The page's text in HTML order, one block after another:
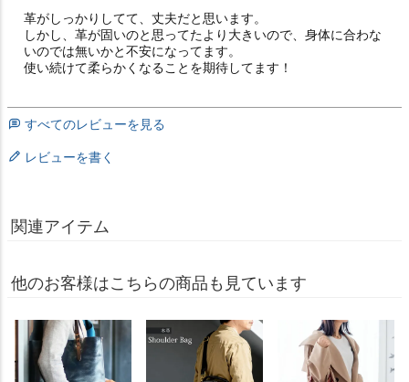
革がしっかりしてて、丈夫だと思います。
しかし、革が固いのと思ってたより大きいので、身体に合わな
いのでは無いかと不安になってます。
使い続けて柔らかくなることを期待してます！
すべてのレビューを見る
レビューを書く
関連アイテム
他のお客様はこちらの商品も見ています